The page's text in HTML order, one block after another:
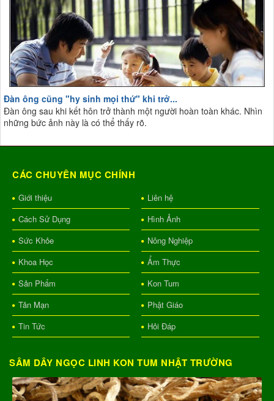
Đàn ông cũng "hy sinh mọi thứ" khi trở...
Đàn ông sau khi kết hôn trở thành một người hoàn toàn khác. Nhìn
những bức ảnh này là có thể thấy rõ.
CÁC CHUYÊN MỤC CHÍNH
Giới thiệu
Liên hệ
Cách Sử Dụng
Hình Ảnh
Sức Khỏe
Nông Nghiệp
Khoa Học
Ẩm Thực
Sản Phẩm
Kon Tum
Tản Mạn
Phật Giáo
Tin Tức
Hỏi Đáp
SÂM DÂY NGỌC LINH KON TUM NHẬT TRƯỜNG